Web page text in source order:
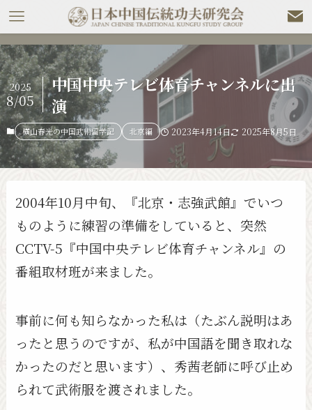
中国中央テレビ体育チャンネルに出
演
2025
8/05
横山春光の中国武術留学記 北京編 2023年4月14日 2025年8月5日
2004年10月中旬、『北京・志強武館』でいつ
ものように練習の準備をしていると、突然
CCTV-5『中国中央テレビ体育チャンネル』の
番組取材班が来ました。
事前に何も知らなかった私は（たぶん説明はあ
ったと思うのですが、私が中国語を聞き取れな
かったのだと思います）、秀茜老師に呼び止め
られて武術服を渡されました。